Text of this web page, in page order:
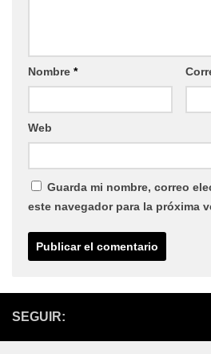
Nombre *
Web
Guarda mi nombre, correo
este navegador para la próxima
SEGUIR: